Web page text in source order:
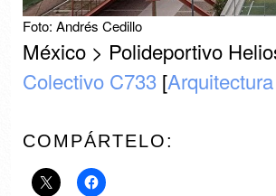
Foto: Andrés Cedillo
México > Polideportivo
Colectivo C733[
COMPÁRTELO: